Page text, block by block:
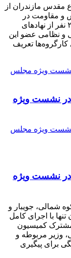
مقدس مازندران از
و مقاومت در
استان مازندران خبر داد و گفت: حدود ۲۰ نفر از نهاد‌های
و نظامی عضو این
کارگروه‌ها تعریف
در نشست ویژه
در نشست ویژه
شمالی، جویبار و
با اجرای کامل
کمیسیون
وزیر مربوطه و
برای پیگیری